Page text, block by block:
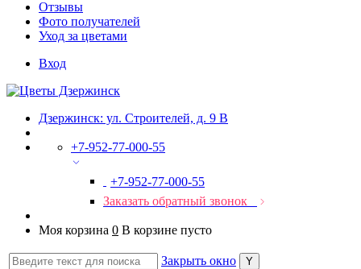
Отзывы
Фото получателей
Уход за цветами
Вход
Дзержинск: ул. Строителей, д. 9 В
+7-952-77-000-55
+7-952-77-000-55
Заказать обратный звонок
Моя корзина 0 В корзине пусто
Закрыть окно